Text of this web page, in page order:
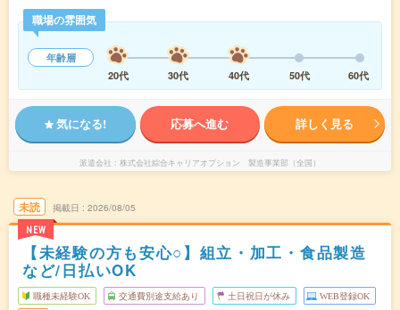
職場の雰囲気
年齢層
20代
30代 40代 50代 60代
気になる! 応募へ進む 詳しく見る
派遣会社 株式会社綜合キャリアオプション 製造事業部（全国）
未読
NEW
掲載日 2026/08/05
【未経験の方も安心○】組立・加工・食品製造
など/日払いOK
職種未経験OK 交通費別途支給あり 土日祝日が休み WEB登録OK